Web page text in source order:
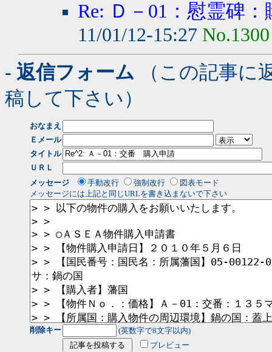
Re: Ｄ－01：慰霊碑
11/01/12-15:27 No.1300
- 返信フォーム （この記事に
稿して下さい）
おなまえ
Ｅメール
タイトル
ＵＲＬ
メッセージ
手動改行 強制改行
図表モード
メッセージには上記と同じURLを書き込まないで下さい
削除キー
(英数字で8文字以内)
プレビュー